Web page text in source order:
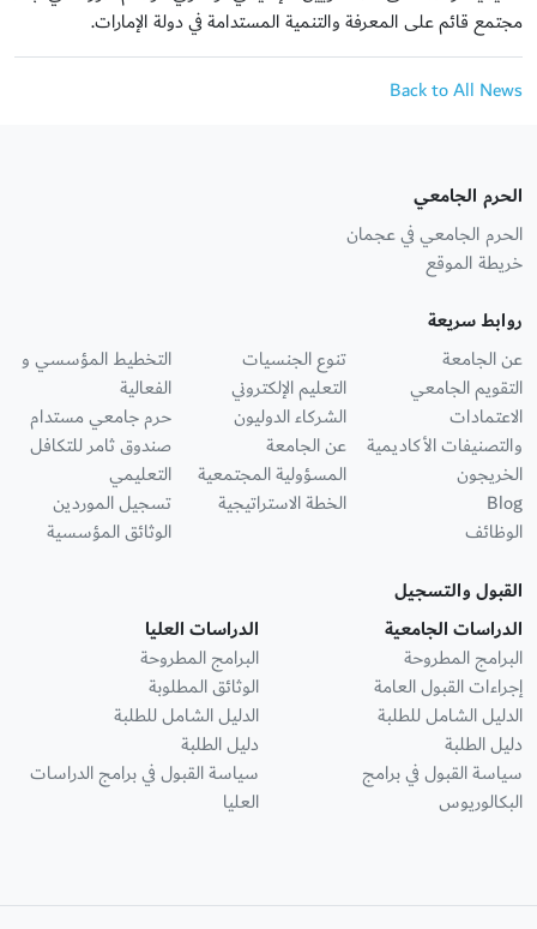
مجتمع قائم على المعرفة والتنمية المستدامة في دولة الإمارات.
Back to All News
الحرم الجامعي
الحرم الجامعي في عجمان
خريطة الموقع
روابط سريعة
عن الجامعة
التقويم الجامعي
الاعتمادات
والتصنيفات الأكاديمية
الخريجون
Blog
الوظائف
تنوع الجنسيات
التعليم الإلكتروني
الشركاء الدوليون
عن الجامعة
المسؤولية المجتمعية
الخطة الاستراتيجية
التخطيط المؤسسي و
الفعالية
حرم جامعي مستدام
صندوق ثامر للتكافل
التعليمي
تسجيل الموردين
الوثائق المؤسسية
القبول والتسجيل
الدراسات الجامعية
البرامج المطروحة
إجراءات القبول العامة
الدليل الشامل للطلبة
دليل الطلبة
سياسة القبول في برامج
البكالوريوس
الدراسات العليا
البرامج المطروحة
الوثائق المطلوبة
الدليل الشامل للطلبة
دليل الطلبة
سياسة القبول في برامج الدراسات
العليا